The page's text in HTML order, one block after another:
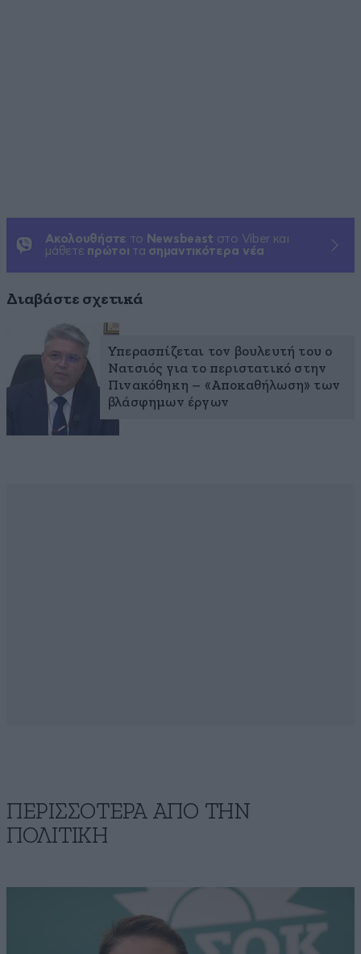
Ακολουθήστε το Newsbeast στο Viber και
μάθετε πρώτοι τα σημαντικότερα νέα
Διαβάστε σχετικά
Υπερασπίζεται τον βουλευτή του ο
Νατσιός για το περιστατικό στην
Πινακόθηκη – «Αποκαθήλωση» των
βλάσφημων έργων
ΠΕΡΙΣΣΟΤΕΡΑ ΑΠΟ ΤΗΝ
ΠΟΛΙΤΙΚΗ